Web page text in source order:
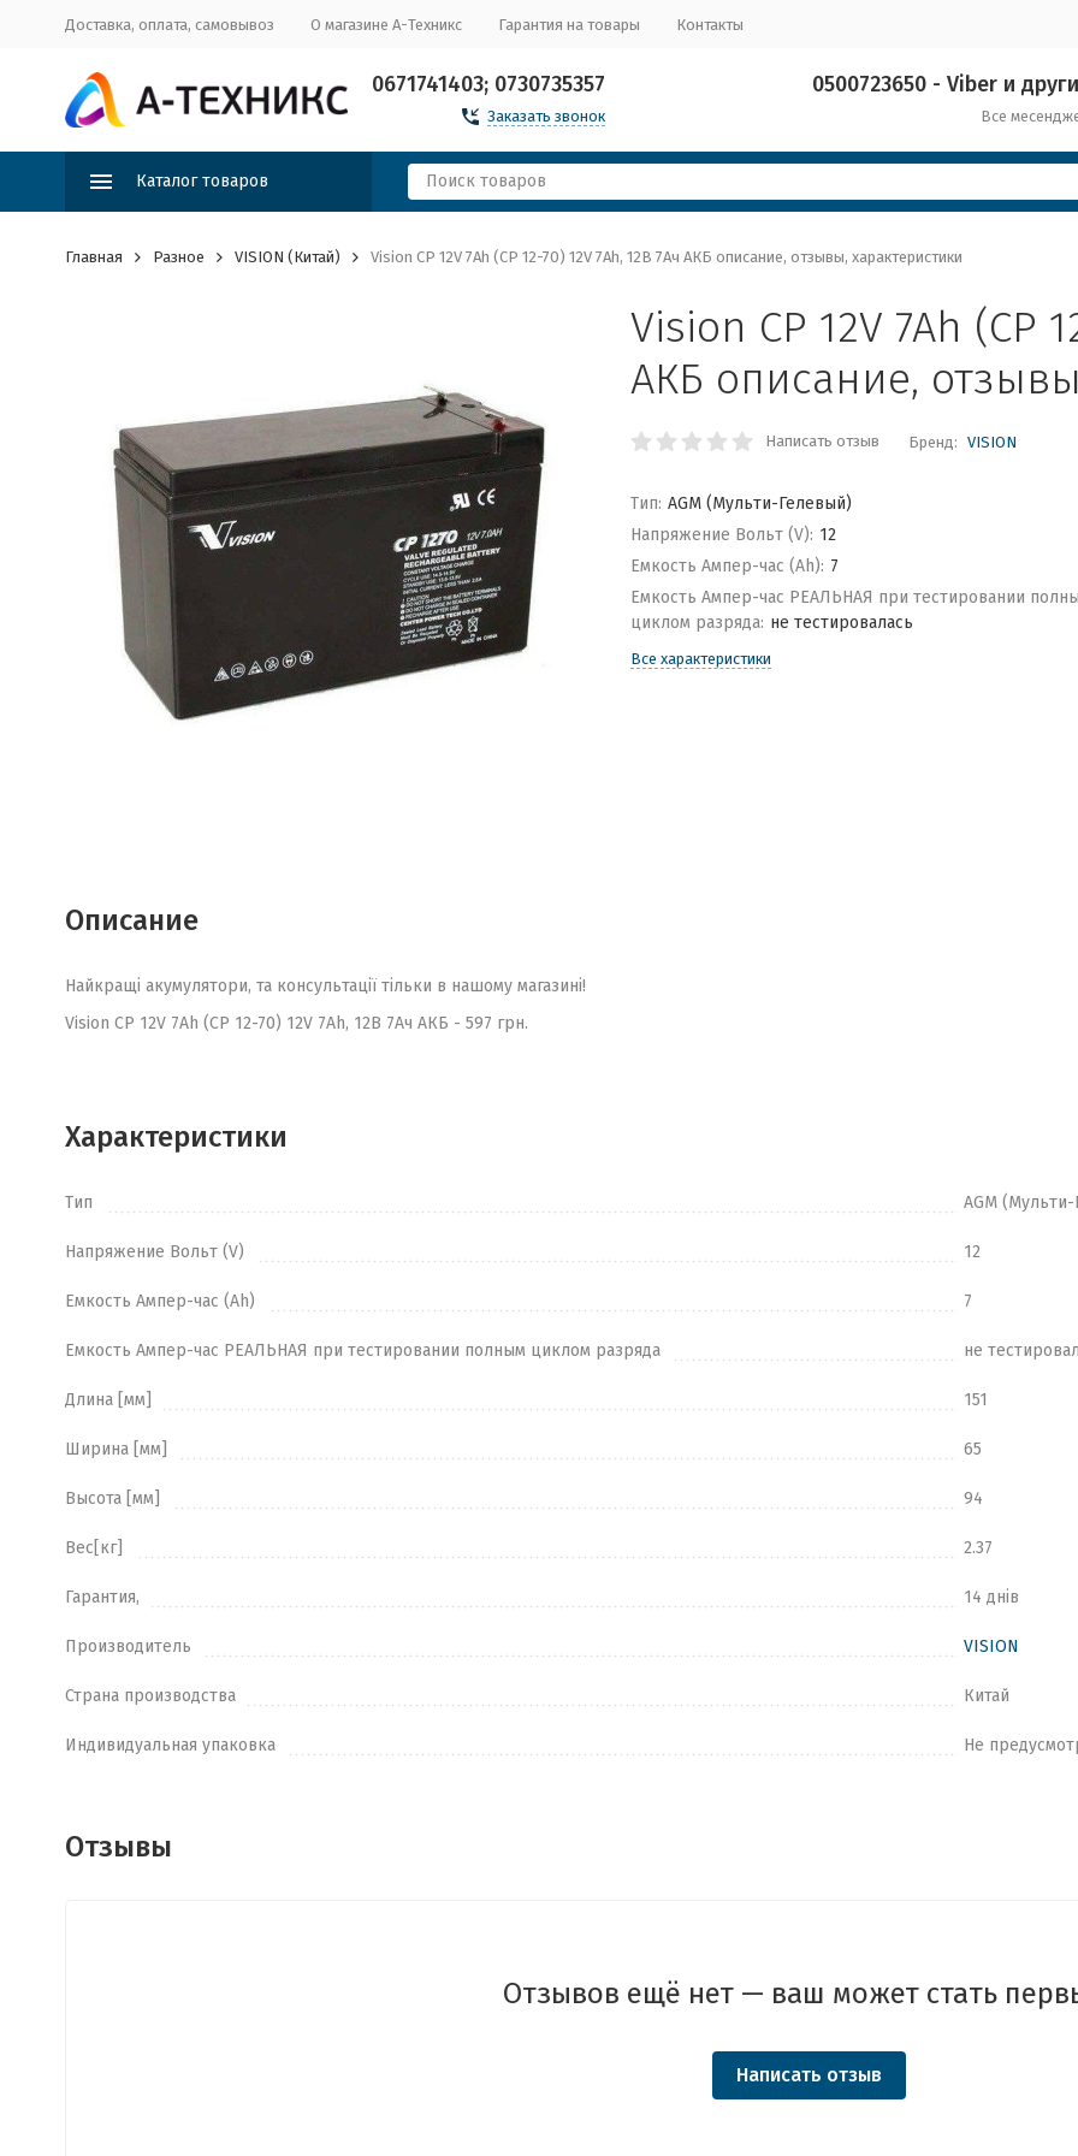
Доставка, оплата, самовывоз О магазине А-Техникс Гарантия на товары Контакты
0671741403; 0730735357
Заказать звонок
0500723650 - Viber и
Все
Каталог товаров
Главная Разное VISION (Китай) Vision CP 12V 7Ah (CP 12-70) 12V 7Ah, 12В 7Ач АКБ описание, отзывы, характеристики
Vision CP 12V 7Ah (CP
АКБ описание,
Написать отзыв Бренд: VISION
Тип: AGM (Мульти-Гелевый)
Напряжение Вольт (V): 12
Емкость Ампер-час (Ah): 7
Емкость Ампер-час РЕАЛЬНАЯ при тестировании
циклом разряда: не тестировалась
Все характеристики
Описание
Найкращі акумулятори, та консультації тільки в нашому магазині!
Vision CP 12V 7Ah (CP 12-70) 12V 7Ah, 12В 7Ач АКБ - 597 грн.
Характеристики
Тип AGM
Напряжение Вольт (V) 12
Емкость Ампер-час (Ah) 7
Емкость Ампер-час РЕАЛЬНАЯ при тестировании полным циклом разряда не
Длина [мм] 151
Ширина [мм] 65
Высота [мм] 94
Вес[кг] 2.37
Гарантия, 14 днів
Производитель VISION
Страна производства Китай
Индивидуальная упаковка Не
Отзывы
Отзывов ещё нет — ваш может стать
Написать отзыв